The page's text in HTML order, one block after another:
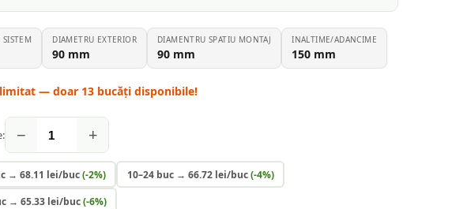
SISTEM DIAMETRU EXTERIOR
90 mm
DIAMENTRU SPATIU MONTAJ
90 mm
INALTIME/ADANCIME
150 mm
— doar 13 bucăți disponibile!
− +
→ 68.11 lei/buc(-2%) 10–24 buc→ 66.72lei/buc(-4%)
→ 65.33lei/buc(-6%)